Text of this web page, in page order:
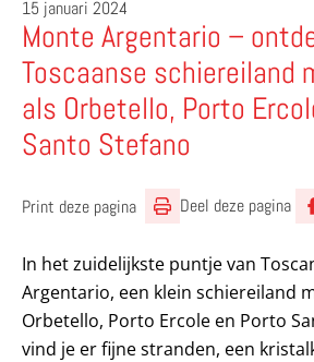
15 januari 2024
Monte Argentario –
Toscaanse schiereiland
als Orbetello, Porto
Santo Stefano
Print deze pagina Deel deze pagina
In het zuidelijkste puntje van
Argentario, een klein schiereiland
Orbetello, Porto Ercole en Porto
vind je er fijne stranden, een